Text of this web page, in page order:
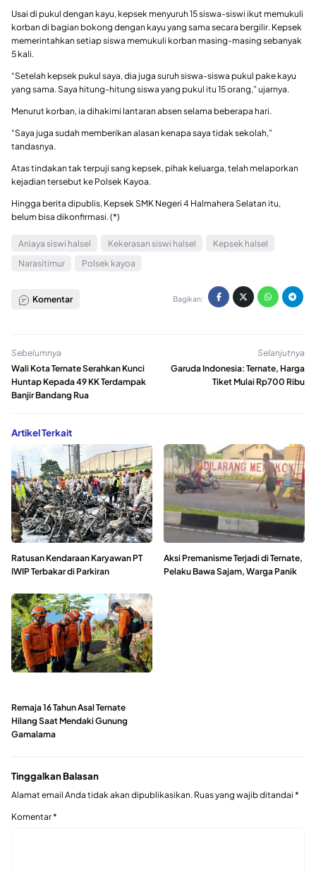
Usai di pukul dengan kayu, kepsek menyuruh 15 siswa-siswi ikut memukuli
korban di bagian bokong dengan kayu yang sama secara bergilir. Kepsek
memerintahkan setiap siswa memukuli korban masing-masing sebanyak
5 kali.
“Setelah kepsek pukul saya, dia juga suruh siswa-siswa pukul pake kayu
yang sama. Saya hitung-hitung siswa yang pukul itu 15 orang,” ujarnya.
Menurut korban, ia dihakimi lantaran absen selama beberapa hari.
“Saya juga sudah memberikan alasan kenapa saya tidak sekolah,”
tandasnya.
Atas tindakan tak terpuji sang kepsek, pihak keluarga, telah melaporkan
kejadian tersebut ke Polsek Kayoa.
Hingga berita dipublis, Kepsek SMK Negeri 4 Halmahera Selatan itu,
belum bisa dikonfirmasi. (*)
Aniaya siswi halsel Kekerasan siswi halsel
Kepsek halsel
Narasitimur
Polsek kayoa
Komentar Bagikan:
Sebelumnya
Wali Kota Ternate Serahkan Kunci
Huntap Kepada 49 KK Terdampak
Banjir Bandang Rua
Selanjutnya
Garuda Indonesia: Ternate, Harga
Tiket Mulai Rp700 Ribu
Artikel Terkait
Ratusan Kendaraan Karyawan PT
IWIP Terbakar di Parkiran
Aksi Premanisme Terjadi di Ternate,
Pelaku Bawa Sajam, Warga Panik
Remaja 16 Tahun Asal Ternate
Hilang Saat Mendaki Gunung
Gamalama
Tinggalkan Balasan
Alamat email Anda tidak akan dipublikasikan. Ruas yang wajib ditandai *
Komentar*